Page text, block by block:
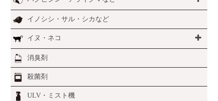
イノシシ・サル・シカなど
イヌ・ネコ
消臭剤
殺菌剤
ULV・ミスト機